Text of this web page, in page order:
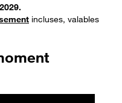
incluses, valables